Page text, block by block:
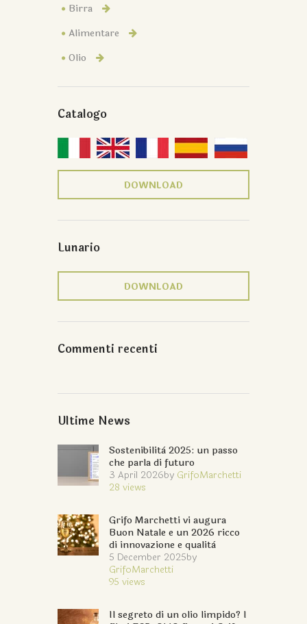
Birra
Alimentare
Olio
Catalogo
DOWNLOAD
Lunario
DOWNLOAD
Commenti recenti
Ultime News
Sostenibilità 2025: un passo
che parla di futuro
3 April 2026by GrifoMarchetti
28 views
Grifo Marchetti vi augura
Buon Natale e un 2026 ricco
di innovazione e qualità
5 December 2025by
GrifoMarchetti
95 views
Il segreto di un olio limpido? I